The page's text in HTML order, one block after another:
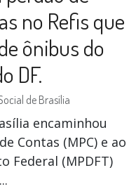
no Refis que
ônibus do
DF.
de Brasília
encaminhou
Contas (MPC) e ao
Federal (MPDFT)